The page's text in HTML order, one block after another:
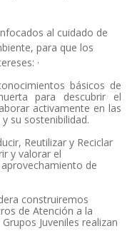
al cuidado de
para que los
·
básicos de
para descubrir el
activamente en las
su sostenibilidad.
Reutilizar y Reciclar
y valorar el
de
construiremos
de Atención a la
Juveniles realizan